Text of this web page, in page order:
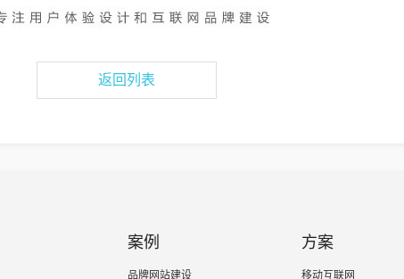
返回列表
案例
品牌网站建设
方案
移动互联网